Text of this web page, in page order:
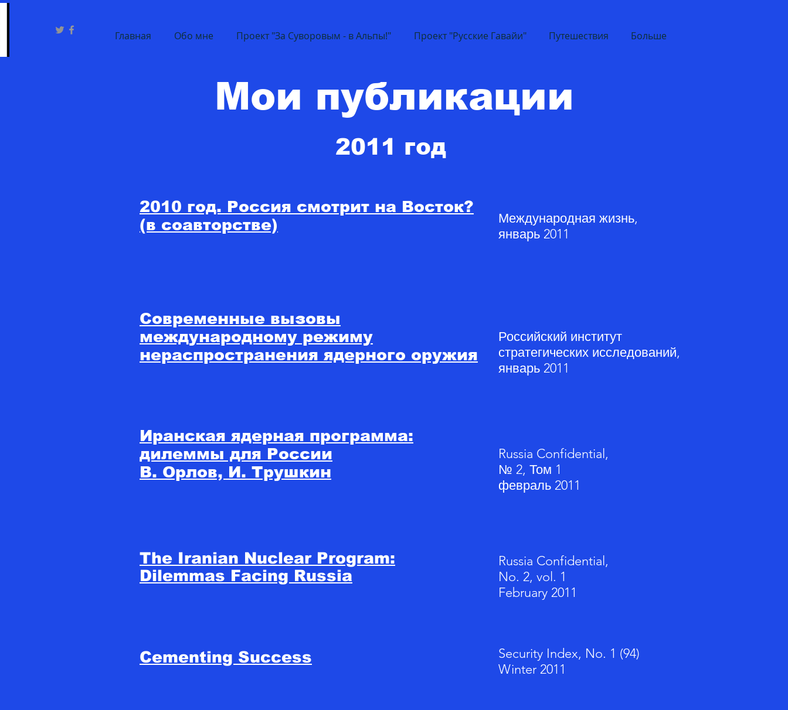
Главная Обо мне Проект "За Суворовым - в Альпы!" Проект "Русские Гавайи" Путешествия Больше
Мои публикации
2011 год
2010 год. Россия смотрит на Восток?
(в соавторстве)
Международная жизнь,
январь 2011
Современные вызовы
международному режиму
нераспространения ядерного оружия
Российский институт
стратегических исследований,
январь 2011
Иранская ядерная программа:
дилеммы для России
В. Орлов, И. Трушкин
Russia Confidential,
№ 2, Том 1
февраль 2011
The Iranian Nuclear Program:
Dilemmas Facing Russia
Russia Confidential,
No. 2, vol. 1
February 2011
Cementing Success
Security Index, No. 1 (94)
Winter 2011